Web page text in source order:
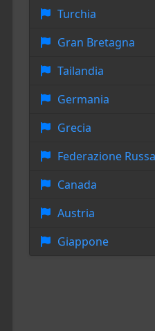
Turchia
Gran Bretagna
Tailandia
Germania
Grecia
Federazione Russa
Canada
Austria
Giappone